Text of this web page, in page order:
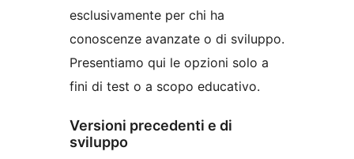
esclusivamente per chi ha
conoscenze avanzate o di sviluppo.
Presentiamo qui le opzioni solo a
fini di test o a scopo educativo.
Versioni precedenti e di
sviluppo